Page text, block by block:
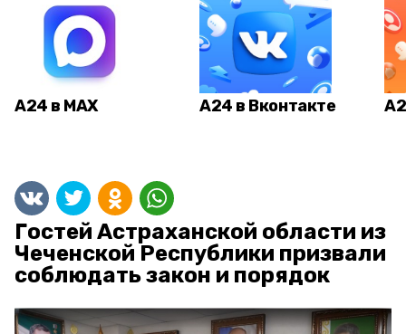
А24 в MAX А24 в Вконтакте
Гостей Астраханской области из
Чеченской Республики призвали
соблюдать закон и порядок